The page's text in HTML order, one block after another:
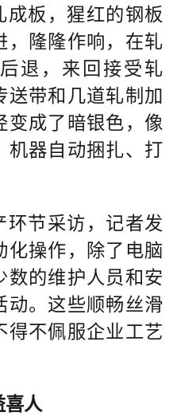
成板，猩红的钢板
，隆隆作响，在轧
退，来回接受轧
送带和几道轧制加
变成了暗银色，像
机器自动捆扎、打
环节采访，记者发
化操作，除了电脑
数的维护人员和安
动。这些顺畅丝滑
得不佩服企业工艺
喜人